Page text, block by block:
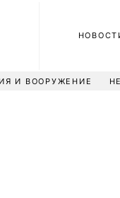
И ВООРУЖЕНИЕ